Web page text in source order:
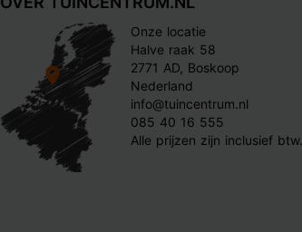
Onze locatie
Halve raak 58
2771 AD, Boskoop
Nederland
info@tuincentrum.nl
085 40 16 555
Alle prijzen zijn inclusief btw.